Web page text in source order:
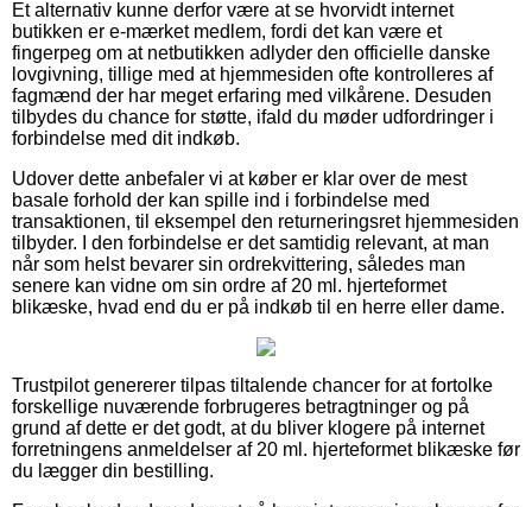
Et alternativ kunne derfor være at se hvorvidt internet
butikken er e-mærket medlem, fordi det kan være et
fingerpeg om at netbutikken adlyder den officielle danske
lovgivning, tillige med at hjemmesiden ofte kontrolleres af
fagmænd der har meget erfaring med vilkårene. Desuden
tilbydes du chance for støtte, ifald du møder udfordringer i
forbindelse med dit indkøb.
Udover dette anbefaler vi at køber er klar over de mest
basale forhold der kan spille ind i forbindelse med
transaktionen, til eksempel den returneringsret hjemmesiden
tilbyder. I den forbindelse er det samtidig relevant, at man
når som helst bevarer sin ordrekvittering, således man
senere kan vidne om sin ordre af 20 ml. hjerteformet
blikæske, hvad end du er på indkøb til en herre eller dame.
Trustpilot genererer tilpas tiltalende chancer for at fortolke
forskellige nuværende forbrugeres betragtninger og på
grund af dette er det godt, at du bliver klogere på internet
forretningens anmeldelser af 20 ml. hjerteformet blikæske før
du lægger din bestilling.